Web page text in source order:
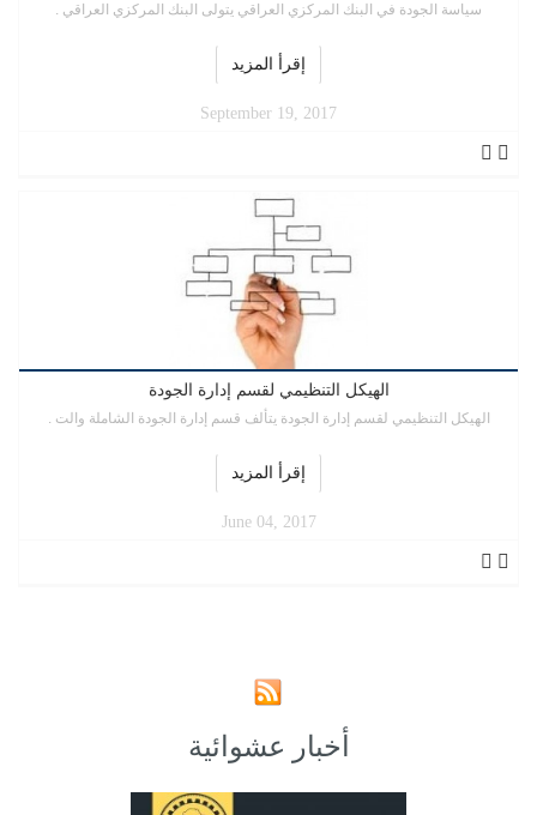
سياسة الجودة في البنك المركزي العراقي يتولى البنك المركزي العراقي .
إقرأ المزيد
September 19, 2017
الهيكل التنظيمي لقسم إدارة الجودة
الهيكل التنظيمي لقسم إدارة الجودة يتألف قسم إدارة الجودة الشاملة والت .
إقرأ المزيد
June 04, 2017
أخبار عشوائية